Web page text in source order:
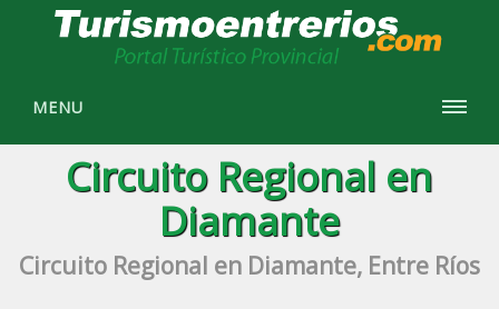
MENU
Circuito Regional en
Diamante
Circuito Regional en Diamante, Entre Ríos